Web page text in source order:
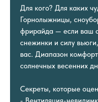
Для кого? Для каких
Горнолыжницы,
фрирайда — если ваш
снежинки и силу
вас. Диапазон
солнечных весенних
Секреты, которые